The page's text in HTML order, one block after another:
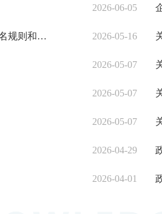
2026-06-05
【一图读懂】2026年柳州市市区义务教育新生报名规则和材料清单 2026-05-16
2026-05-07
2026-05-07
2026-05-07
2026-04-29
2026-04-01